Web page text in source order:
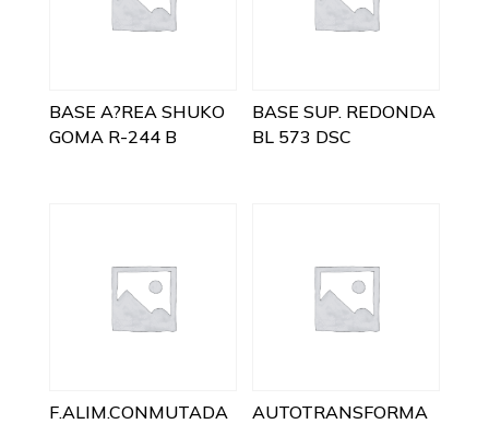
BASE A?REA SHUKO
GOMA R-244 B
BASE SUP. REDONDA
BL 573 DSC
F.ALIM.CONMUTADA
AUTOTRANSFORMA